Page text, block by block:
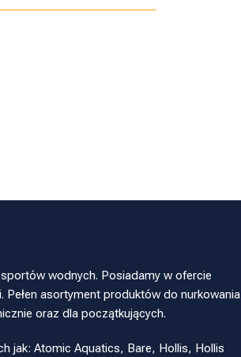
wodnych. Posiadamy w ofercie
asortyment produktów do nurkowania
oraz dla początkujących.
jak: Atomic Aquatics, Bare, Hollis, Hollis